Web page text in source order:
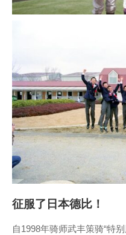
征服了日本德比！
自1998年骑师武丰策骑“特